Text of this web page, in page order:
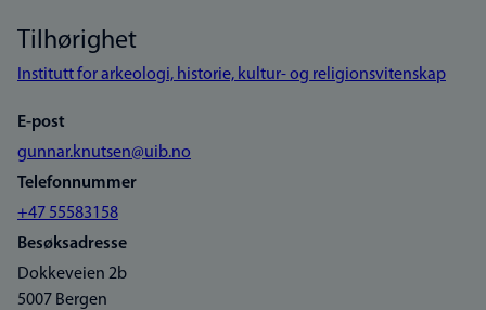
Tilhørighet
Institutt for arkeologi, historie, kultur- og religionsvitenskap
E-post
gunnar.knutsen@uib.no
Telefonnummer
+47 55583158
Besøksadresse
Dokkeveien 2b
5007 Bergen